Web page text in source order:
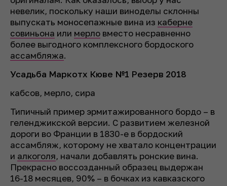
невелик, поскольку наши виноделы склонны
выпускать моносепажные вина из каберне
совиньона или мерло вместо несравненно
более выгодного комплексного бордоского
ассамбляжа.
Усадьба Маркотх Кюве №1 Резерв 2018
кабсов, мерло, сира
Типичный пример эрмитажированного бордо – в
геленджикской версии. С развитием железной
дороги во Франции в 1830-е в бордоский
ассамбляж, которому не хватало концентрации
и алкоголя, начали добавлять ронские вина.
Прекрасно воссозданный образец выдержан
16-18 месяцев, 90% – в бочках из кавказского